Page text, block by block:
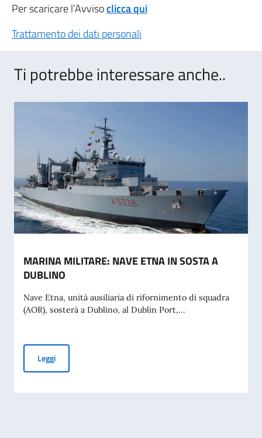
Per scaricare l’Avvisoclicca qui
Trattamento dei dati personali
Ti potrebbe interessare anche..
MARINA MILITARE: NAVE ETNA IN SOSTA A
DUBLINO
Nave Etna, unità ausiliaria di rifornimento di squadra
(AOR), sosterà a Dublino, al Dublin Port,...
LeggiMARINA MILITARE: NAVE ETNA IN SOSTA A DUBLINO